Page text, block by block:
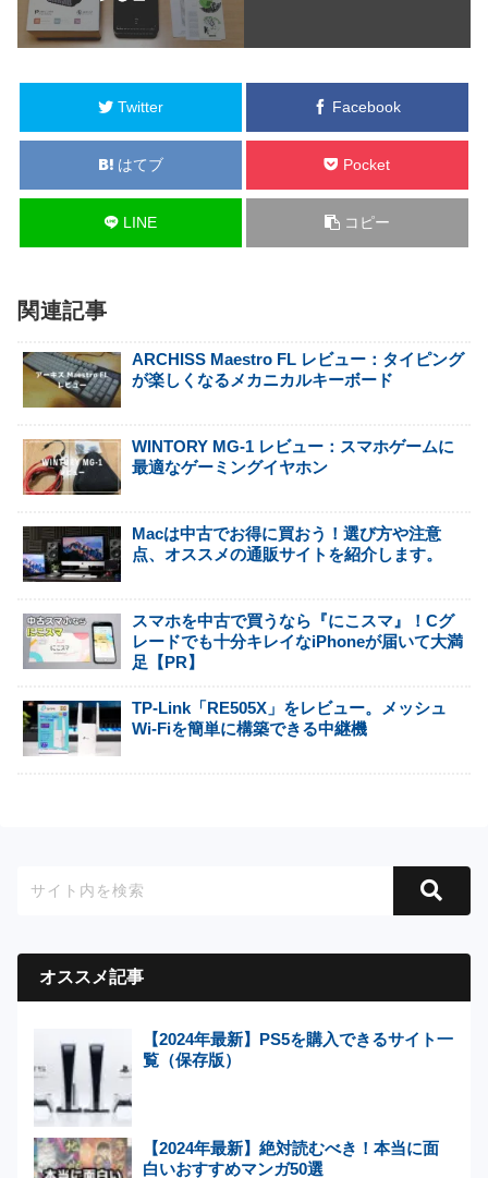
Twitter Facebook
はてブ Pocket
LINE コピー
関連記事
ARCHISS Maestro FL レビュー：タイピング
が楽しくなるメカニカルキーボード
WINTORY MG-1 レビュー：スマホゲームに
最適なゲーミングイヤホン
Macは中古でお得に買おう！選び方や注意
点、オススメの通販サイトを紹介します。
スマホを中古で買うなら『にこスマ』！Cグ
レードでも十分キレイなiPhoneが届いて大満
足【PR】
TP-Link「RE505X」をレビュー。メッシュ
Wi-Fiを簡単に構築できる中継機
オススメ記事
【2024年最新】PS5を購入できるサイト一
覧（保存版）
【2024年最新】絶対読むべき！本当に面
白いおすすめマンガ50選